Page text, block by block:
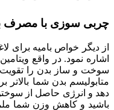
چربی سوزی با مصرف
از دیگر خواص بامیه برای
سوخت و ساز بدن را
متابولیسم بدن شما
دهد و انرژی حاصل از